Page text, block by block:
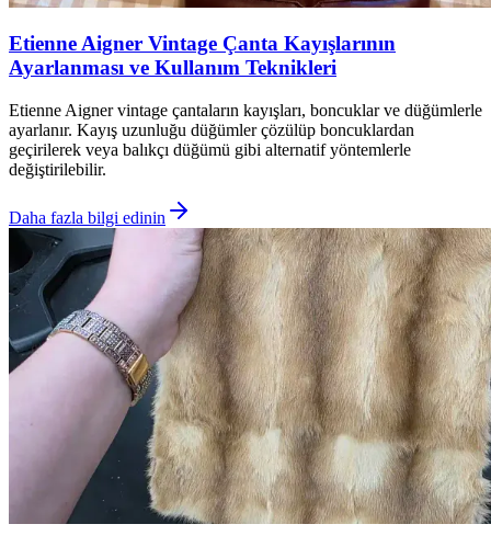
Etienne Aigner Vintage Çanta Kayışlarının
Ayarlanması ve Kullanım Teknikleri
Etienne Aigner vintage çantaların kayışları, boncuklar ve düğümlerle
ayarlanır. Kayış uzunluğu düğümler çözülüp boncuklardan
geçirilerek veya balıkçı düğümü gibi alternatif yöntemlerle
değiştirilebilir.
Daha fazla bilgi edinin